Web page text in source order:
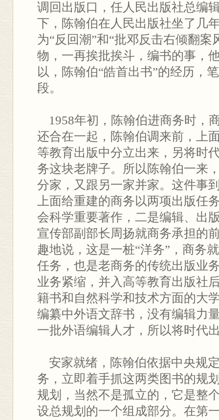
调回出版口，任人民出版社总编
下，陈翰伯在人民出版社坐了几
为“反回潮”和“批邓反击右倾翻案
物，一再挨批挨斗，编书的事，
以，陈翰伯“皓首出书”的经历，
段。
1958年初，陈翰伯进商务时，
还合在一起，陈翰伯调来前，上
等教育出版中分立出来，另将时
务这块老牌子。所以陈翰伯一来
分家，又跟另一家并家。这件事
上面给重建的商务以两项出版任
会科学重要著作，二是编辑、出
宣传部副部长周扬就商务承担的
趣地说，这是一桩“洋务”，商务
任务，也是老商务的传统出版业
业务紧缩，并入高等教育出版社
籍书和自然科学和技术方面的大
编纂中外语文辞书，没有编辑力
一批外语编辑人才，所以将时代
安家就绪，陈翰伯依据中央规
务，立即着手抓这两类图书的规
规划，当然不是孤立的，它是整
设总规划的一个组成部分。在第